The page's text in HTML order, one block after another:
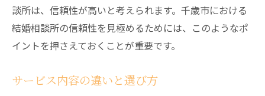
成功者の体験談：結婚に至るまでの道のり
失敗から学ぶ：避けるべきポイント
結婚相談所利用者のリアルな声
失敗を乗り越えるためのアドバイス
談所は、信頼性が高いと考えられます。千歳市における
結婚相談所の信頼性を見極めるためには、このようなポ
イントを押さえておくことが重要です。
サービス内容の違いと選び方